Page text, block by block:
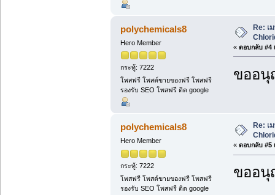
polychemicals8
Hero Member
กระทู้: 7222
โพสฟรี โพสต์ขายของฟรี โพสฟรี
รองรับ SEO โพสฟรี ติด google
Re: เ
« ตอบกลับ #4
ขออนุ
polychemicals8
Hero Member
กระทู้: 7222
โพสฟรี โพสต์ขายของฟรี โพสฟรี
รองรับ SEO โพสฟรี ติด google
Re: เ
« ตอบกลับ #5
ขออนุ